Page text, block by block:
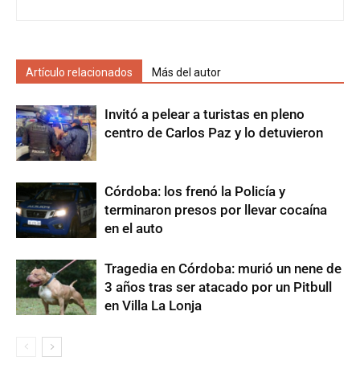
Artículo relacionados Más del autor
Invitó a pelear a turistas en pleno
centro de Carlos Paz y lo detuvieron
Córdoba: los frenó la Policía y
terminaron presos por llevar cocaína
en el auto
Tragedia en Córdoba: murió un nene de
3 años tras ser atacado por un Pitbull
en Villa La Lonja